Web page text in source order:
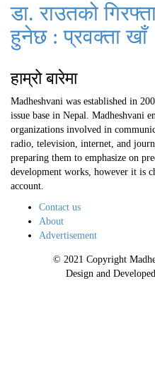
डा. राउतको
हुनेछ : प्रवक्ता खाँ
हाम्रो बारेमा
Madheshvani was established in
issue base in Nepal. Madheshvani
organizations involved in
radio, television, internet, and
preparing them to emphasize on
development works, however it is
account.
Contact us
About
Advertisement
© 2021 Copyright
Design and